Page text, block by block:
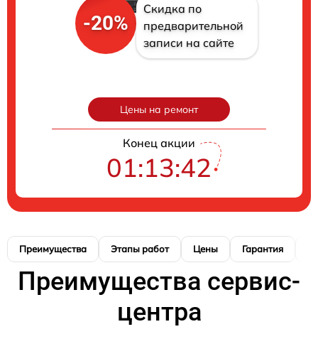
-20%
Скидка по
предварительной
записи на сайте
Цены на ремонт
Конец акции
01:13:41
Преимущества Этапы работ Цены Гарантия
Преимущества сервис-
центра